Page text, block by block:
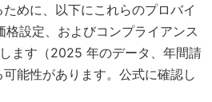
めに、以下にこれらのプロバイ
格設定、およびコンプライアンス
ます（2025 年のデータ、年間請
能性があります。公式に確認し